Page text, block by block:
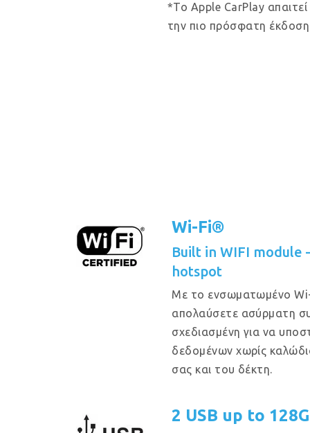
*Το Apple CarPlay
την πιο πρόσφατη
Wi-Fi®
Built in WIFI module
hotspot
Με το ενσωματωμένο
απολαύσετε ασύρματη
σχεδιασμένη για να
δεδομένων χωρίς
σας και του δέκτη.
2 USB up to